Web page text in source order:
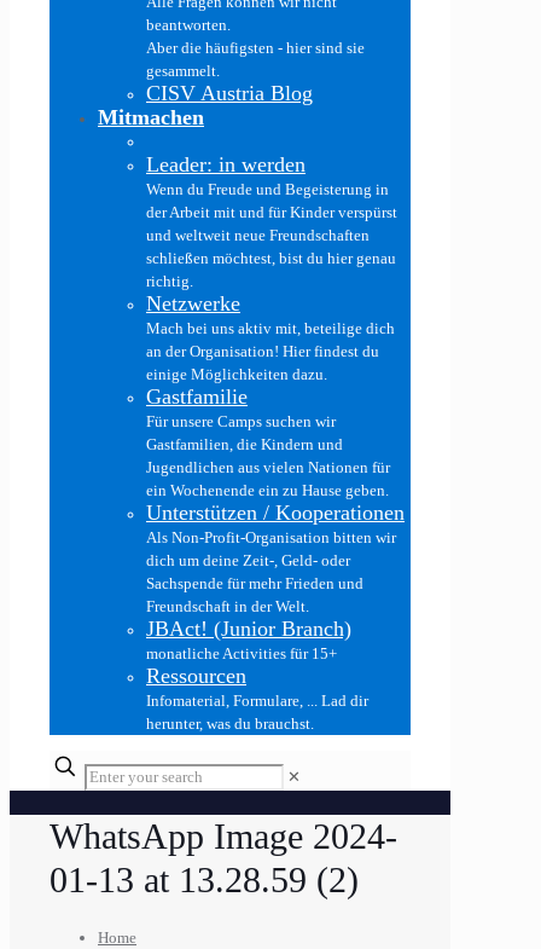
beantworten.
Aber die häufigsten - hier sind sie
gesammelt.
CISV Austria Blog
Mitmachen
Leader: in werden
Wenn du Freude und Begeisterung in
der Arbeit mit und für Kinder verspürst
und weltweit neue Freundschaften
schließen möchtest, bist du hier genau
richtig.
Netzwerke
Mach bei uns aktiv mit, beteilige dich
an der Organisation! Hier findest du
einige Möglichkeiten dazu.
Gastfamilie
Für unsere Camps suchen wir
Gastfamilien, die Kindern und
Jugendlichen aus vielen Nationen für
ein Wochenende ein zu Hause geben.
Unterstützen / Kooperationen
Als Non-Profit-Organisation bitten wir
dich um deine Zeit-, Geld- oder
Sachspende für mehr Frieden und
Freundschaft in der Welt.
JBAct! (Junior Branch)
monatliche Activities für 15+
Ressourcen
Infomaterial, Formulare, ... Lad dir
herunter, was du brauchst.
✕
WhatsApp Image 2024-
01-13 at 13.28.59 (2)
Home